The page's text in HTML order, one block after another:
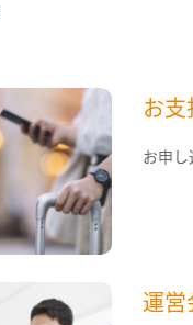
お
お申し
運営